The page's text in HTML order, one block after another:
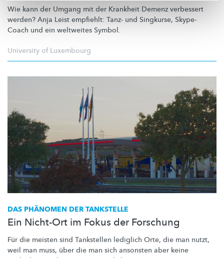
Wie kann der Umgang mit der Krankheit Demenz verbessert
werden? Anja Leist empfiehlt: Tanz- und Singkurse, Skype-
Coach und ein weltweites Symbol.
University of Luxembourg
DAS PHÄNOMEN DER TANKSTELLE
Ein Nicht-Ort im Fokus der Forschung
Für die meisten sind Tankstellen lediglich Orte, die man nutzt,
weil man muss, über die man sich ansonsten aber keine